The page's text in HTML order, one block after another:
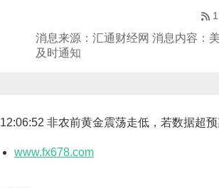
消息来源：汇通财经网 消息内容：
及时通知
12:06:52 非农前黄金震荡走低，若数据超
www.fx678.com